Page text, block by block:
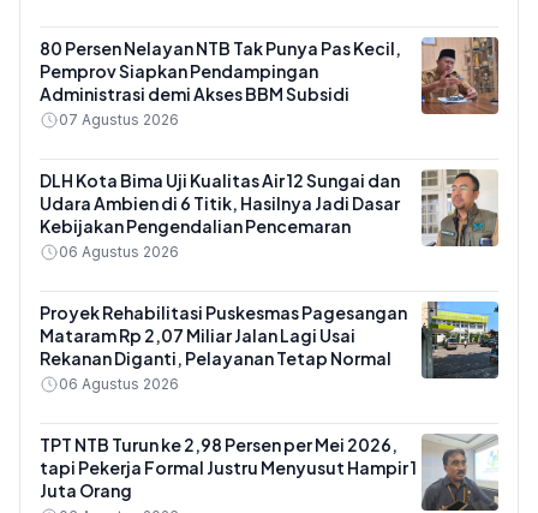
80 Persen Nelayan NTB Tak Punya Pas Kecil,
Pemprov Siapkan Pendampingan
Administrasi demi Akses BBM Subsidi
07 Agustus 2026
DLH Kota Bima Uji Kualitas Air 12 Sungai dan
Udara Ambien di 6 Titik, Hasilnya Jadi Dasar
Kebijakan Pengendalian Pencemaran
06 Agustus 2026
Proyek Rehabilitasi Puskesmas Pagesangan
Mataram Rp 2,07 Miliar Jalan Lagi Usai
Rekanan Diganti, Pelayanan Tetap Normal
06 Agustus 2026
TPT NTB Turun ke 2,98 Persen per Mei 2026,
tapi Pekerja Formal Justru Menyusut Hampir 1
Juta Orang